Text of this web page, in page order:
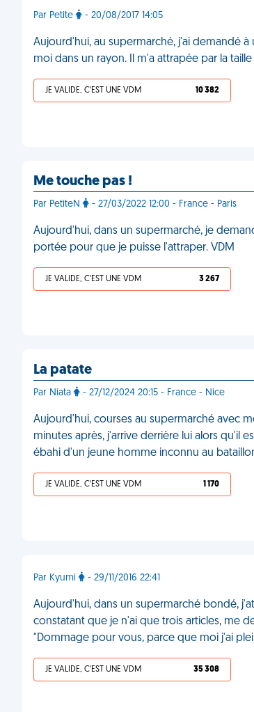
Par Petite - 20/08/2017 14:05
Aujourd'hui, au supermarché, j'ai demandé
moi dans un rayon. Il m'a attrapée par la
JE VALIDE, C'EST UNE VDM 10 382
Me touche pas !
Par PetiteN - 27/03/2022 12:00 - France - Paris
Aujourd'hui, dans un supermarché, je
portée pour que je puisse l'attraper. VDM
JE VALIDE, C'EST UNE VDM 3 267
La patate
Par Niata - 27/12/2024 20:15 - France - Nice
Aujourd'hui, courses au supermarché avec
minutes après, j'arrive derrière lui alors qu'il
ébahi d'un jeune homme inconnu au
JE VALIDE, C'EST UNE VDM 1 170
Par Kyumi - 29/11/2016 22:41
Aujourd'hui, dans un supermarché bondé,
constatant que je n'ai que trois articles, me
"Dommage pour vous, parce que moi j'ai
JE VALIDE, C'EST UNE VDM 35 308